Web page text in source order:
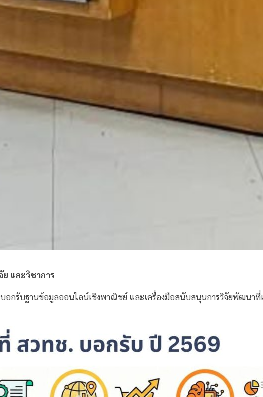
และวิชาการ
บอกรับฐานข้อมูลออนไลน์เชิงพาณิชย์ และเครื่องมือสนับสนุนการวิจัยพัฒนา